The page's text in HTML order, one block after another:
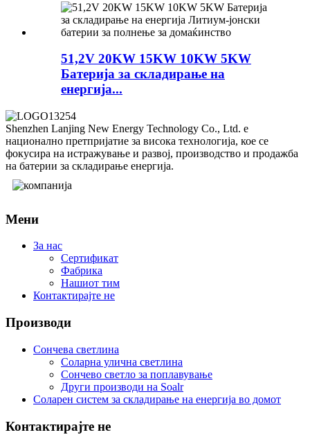
51,2V 20KW 15KW 10KW 5KW
Батерија за складирање на
енергија...
Shenzhen Lanjing New Energy Technology Co., Ltd. е
национално претпријатие за висока технологија, кое се
фокусира на истражување и развој, производство и продажба
на батерии за складирање енергија.
Мени
За нас
Сертификат
Фабрика
Нашиот тим
Контактирајте не
Производи
Сончева светлина
Соларна улична светлина
Сончево светло за поплавување
Други производи на Soalr
Соларен систем за складирање на енергија во домот
Контактирајте не